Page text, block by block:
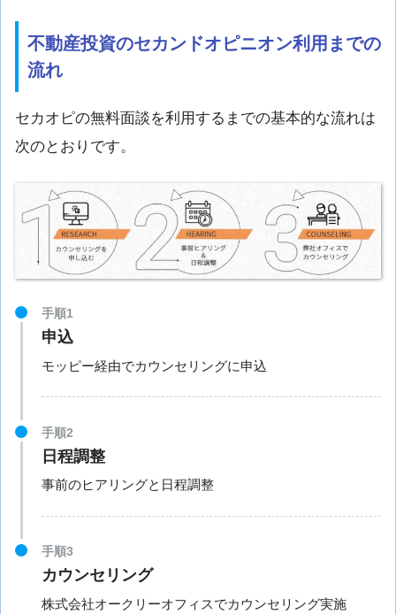
不動産投資のセカンドオピニオン利用までの
流れ
セカオピの無料面談を利用するまでの基本的な流れは
次のとおりです。
手順1
申込
モッピー経由でカウンセリングに申込
手順2
日程調整
事前のヒアリングと日程調整
手順3
カウンセリング
株式会社オークリーオフィスでカウンセリング実施